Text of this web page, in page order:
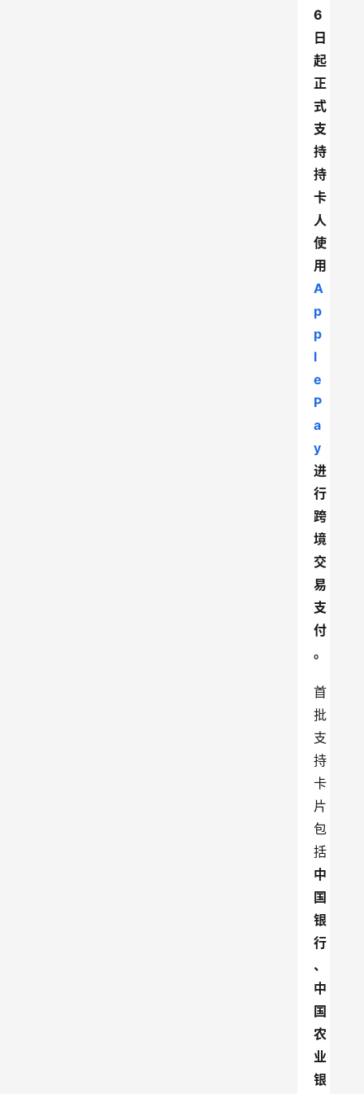
6
日
起
正
式
支
持
持
卡
人
使
A
p
p
l
e
P
a
y
进
行
跨
境
交
易
支
付
。
首
批
支
持
卡
片
包
括
中
国
银
行
、
中
国
农
业
银